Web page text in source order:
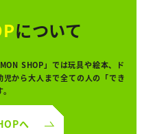
について
SHOP」では玩具や絵本、ド
児から大人まで全ての人の「でき
へ